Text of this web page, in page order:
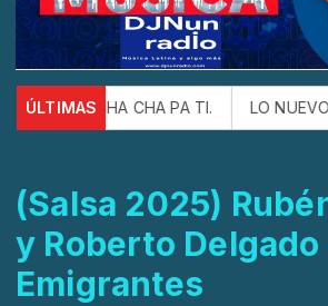
ÚLTIMAS
ESTE CHA CHA PA TI. LO NUEVO:
(Salsa 2025)
y Roberto Delgado
Emigrantes